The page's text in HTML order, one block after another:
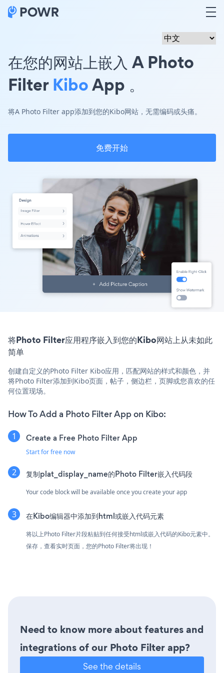
在您的网站上嵌入 A Photo
FilterKiboApp 。
将A Photo Filter app添加到您的Kibo网站，无需编码或头痛。
免费开始
将Photo Filter应用程序嵌入到您的Kibo网站上从未如此
简单
创建自定义的Photo Filter Kibo应用，匹配网站的样式和颜色，并
将Photo Filter添加到Kibo页面，帖子，侧边栏，页脚或您喜欢的任
何位置现场。
How To Add a Photo Filter App on Kibo:
Create a Free Photo Filter App
Start for free now
复制plat_display_name的Photo Filter嵌入代码段
Your code block will be available once you create your app
在Kibo编辑器中添加到html或嵌入代码元素
将以上Photo Filter片段粘贴到任何接受html或嵌入代码的Kibo元素中。
保存，查看实时页面，您的Photo Filter将出现！
Need to know more about features and
integrations of our Photo Filter app?
See the details